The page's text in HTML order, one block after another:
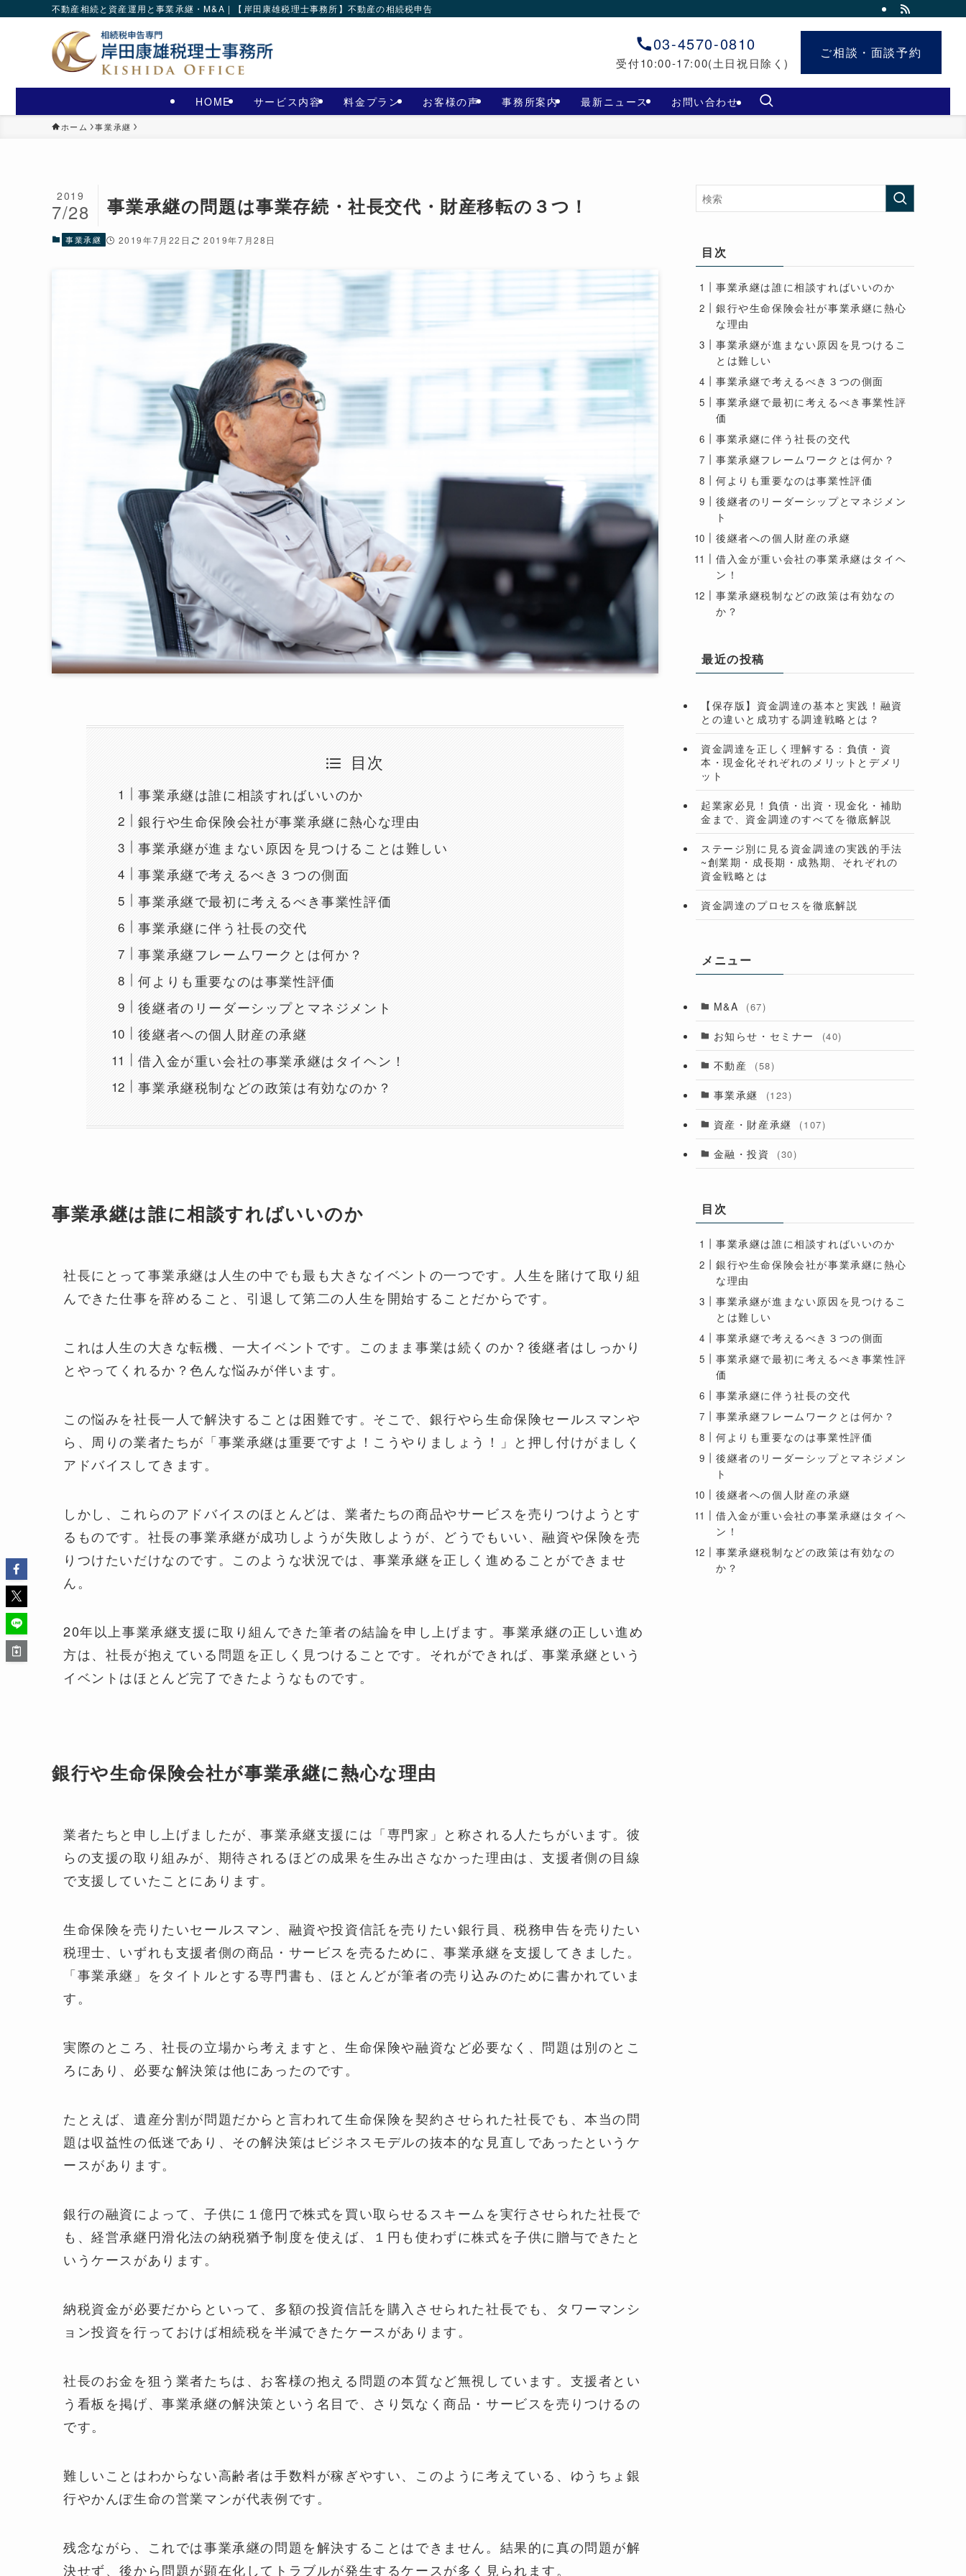
不動産相続と資産運用と事業承継・M&A | 【岸田康雄税理士事務所】不動産の相続税申告
HOME サービス内容 料金プラン お客様の声 事務所案内 最新ニュース お問い合わせ
03-4570-0810
受付10:00-17:00(土日祝日除く)
ご相談・面談予約
ホーム 事業承継
事業承継の問題は事業存続・社長交代・財産移転の３つ！
2019
7/28
事業承継 2019年7月22日 2019年7月28日
目次
事業承継は誰に相談すればいいのか
銀行や生命保険会社が事業承継に熱心な理由
事業承継が進まない原因を見つけることは難しい
事業承継で考えるべき３つの側面
事業承継で最初に考えるべき事業性評価
事業承継に伴う社長の交代
事業承継フレームワークとは何か？
何よりも重要なのは事業性評価
後継者のリーダーシップとマネジメント
後継者への個人財産の承継
借入金が重い会社の事業承継はタイヘン！
事業承継税制などの政策は有効なのか？
事業承継は誰に相談すればいいのか
社長にとって事業承継は人生の中でも最も大きなイベントの一つです。人生を賭けて取り組
んできた仕事を辞めること、引退して第二の人生を開始することだからです。
これは人生の大きな転機、一大イベントです。このまま事業は続くのか？後継者はしっかり
とやってくれるか？色んな悩みが伴います。
この悩みを社長一人で解決することは困難です。そこで、銀行やら生命保険セールスマンや
ら、周りの業者たちが「事業承継は重要ですよ！こうやりましょう！」と押し付けがましく
アドバイスしてきます。
しかし、これらのアドバイスのほとんどは、業者たちの商品やサービスを売りつけようとす
るものです。社長の事業承継が成功しようが失敗しようが、どうでもいい、融資や保険を売
りつけたいだけなのです。このような状況では、事業承継を正しく進めることができませ
ん。
20年以上事業承継支援に取り組んできた筆者の結論を申し上げます。事業承継の正しい進め
方は、社長が抱えている問題を正しく見つけることです。それができれば、事業承継という
イベントはほとんど完了できたようなものです。
銀行や生命保険会社が事業承継に熱心な理由
業者たちと申し上げましたが、事業承継支援には「専門家」と称される人たちがいます。彼
らの支援の取り組みが、期待されるほどの成果を生み出さなかった理由は、支援者側の目線
で支援していたことにあります。
生命保険を売りたいセールスマン、融資や投資信託を売りたい銀行員、税務申告を売りたい
税理士、いずれも支援者側の商品・サービスを売るために、事業承継を支援してきました。
「事業承継」をタイトルとする専門書も、ほとんどが筆者の売り込みのために書かれていま
す。
実際のところ、社長の立場から考えますと、生命保険や融資など必要なく、問題は別のとこ
ろにあり、必要な解決策は他にあったのです。
たとえば、遺産分割が問題だからと言われて生命保険を契約させられた社長でも、本当の問
題は収益性の低迷であり、その解決策はビジネスモデルの抜本的な見直しであったというケ
ースがあります。
銀行の融資によって、子供に１億円で株式を買い取らせるスキームを実行させられた社長で
も、経営承継円滑化法の納税猶予制度を使えば、１円も使わずに株式を子供に贈与できたと
いうケースがあります。
納税資金が必要だからといって、多額の投資信託を購入させられた社長でも、タワーマンシ
ョン投資を行っておけば相続税を半減できたケースがあります。
社長のお金を狙う業者たちは、お客様の抱える問題の本質など無視しています。支援者とい
う看板を掲げ、事業承継の解決策という名目で、さり気なく商品・サービスを売りつけるの
です。
難しいことはわからない高齢者は手数料が稼ぎやすい、このように考えている、ゆうちょ銀
行やかんぽ生命の営業マンが代表例です。
残念ながら、これでは事業承継の問題を解決することはできません。結果的に真の問題が解
決せず、後から問題が顕在化してトラブルが発生するケースが多く見られます。
目次
事業承継は誰に相談すればいいのか
銀行や生命保険会社が事業承継に熱心
な理由
事業承継が進まない原因を見つけるこ
とは難しい
事業承継で考えるべき３つの側面
事業承継で最初に考えるべき事業性評
価
事業承継に伴う社長の交代
事業承継フレームワークとは何か？
何よりも重要なのは事業性評価
後継者のリーダーシップとマネジメン
ト
後継者への個人財産の承継
借入金が重い会社の事業承継はタイヘ
ン！
事業承継税制などの政策は有効なの
か？
最近の投稿
【保存版】資金調達の基本と実践！融資
との違いと成功する調達戦略とは？
資金調達を正しく理解する：負債・資
本・現金化それぞれのメリットとデメリ
ット
起業家必見！負債・出資・現金化・補助
金まで、資金調達のすべてを徹底解説
ステージ別に見る資金調達の実践的手法
~創業期・成長期・成熟期、それぞれの
資金戦略とは
資金調達のプロセスを徹底解説
メニュー
M&A (67)
お知らせ・セミナー (40)
不動産 (58)
事業承継 (123)
資産・財産承継 (107)
金融・投資 (30)
目次
事業承継は誰に相談すればいいのか
銀行や生命保険会社が事業承継に熱心
な理由
事業承継が進まない原因を見つけるこ
とは難しい
事業承継で考えるべき３つの側面
事業承継で最初に考えるべき事業性評
価
事業承継に伴う社長の交代
事業承継フレームワークとは何か？
何よりも重要なのは事業性評価
後継者のリーダーシップとマネジメン
ト
後継者への個人財産の承継
借入金が重い会社の事業承継はタイヘ
ン！
事業承継税制などの政策は有効なの
か？